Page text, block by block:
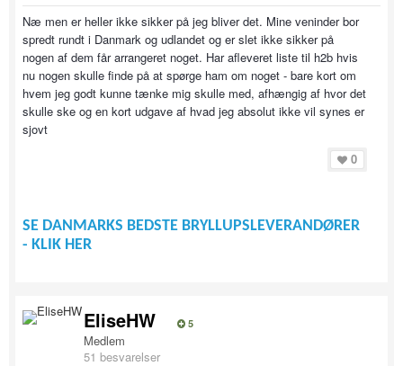
Næ men er heller ikke sikker på jeg bliver det. Mine veninder bor
spredt rundt i Danmark og udlandet og er slet ikke sikker på
nogen af dem får arrangeret noget. Har afleveret liste til h2b hvis
nu nogen skulle finde på at spørge ham om noget - bare kort om
hvem jeg godt kunne tænke mig skulle med, afhængig af hvor det
skulle ske og en kort udgave af hvad jeg absolut ikke vil synes er
sjovt
0
SE DANMARKS BEDSTE BRYLLUPSLEVERANDØRER
- KLIK HER
EliseHW 5
Medlem
51 besvarelser